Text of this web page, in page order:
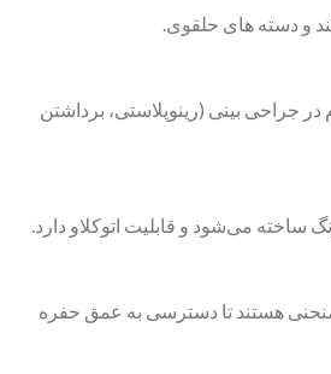
و دسته های حلقوی.
جراحی بینی (رینوپلاستی، برداشتن
ساخته می‌شود و قابلیت اتوکلاو دارد.
منحنی هستند تا دسترسی به عمق حفره